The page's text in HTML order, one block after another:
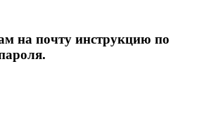
на почту инструкцию по